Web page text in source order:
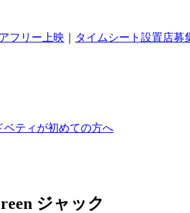
フリー上映 タイムシート設置店募